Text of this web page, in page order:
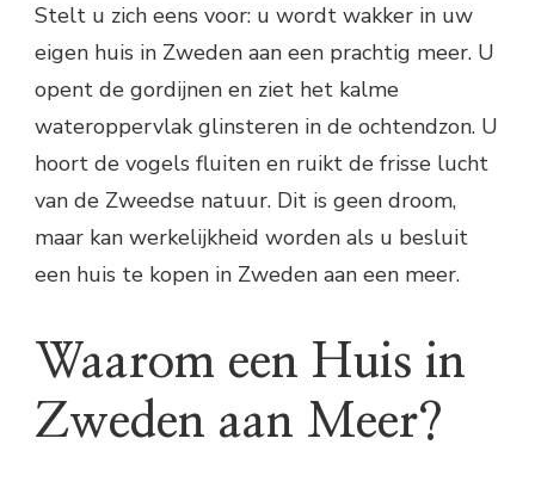
Stelt u zich eens voor: u wordt wakker in uw
eigen huis in Zweden aan een prachtig meer. U
opent de gordijnen en ziet het kalme
wateroppervlak glinsteren in de ochtendzon. U
hoort de vogels fluiten en ruikt de frisse lucht
van de Zweedse natuur. Dit is geen droom,
maar kan werkelijkheid worden als u besluit
een huis te kopen in Zweden aan een meer.
Waarom een Huis in
Zweden aan Meer?